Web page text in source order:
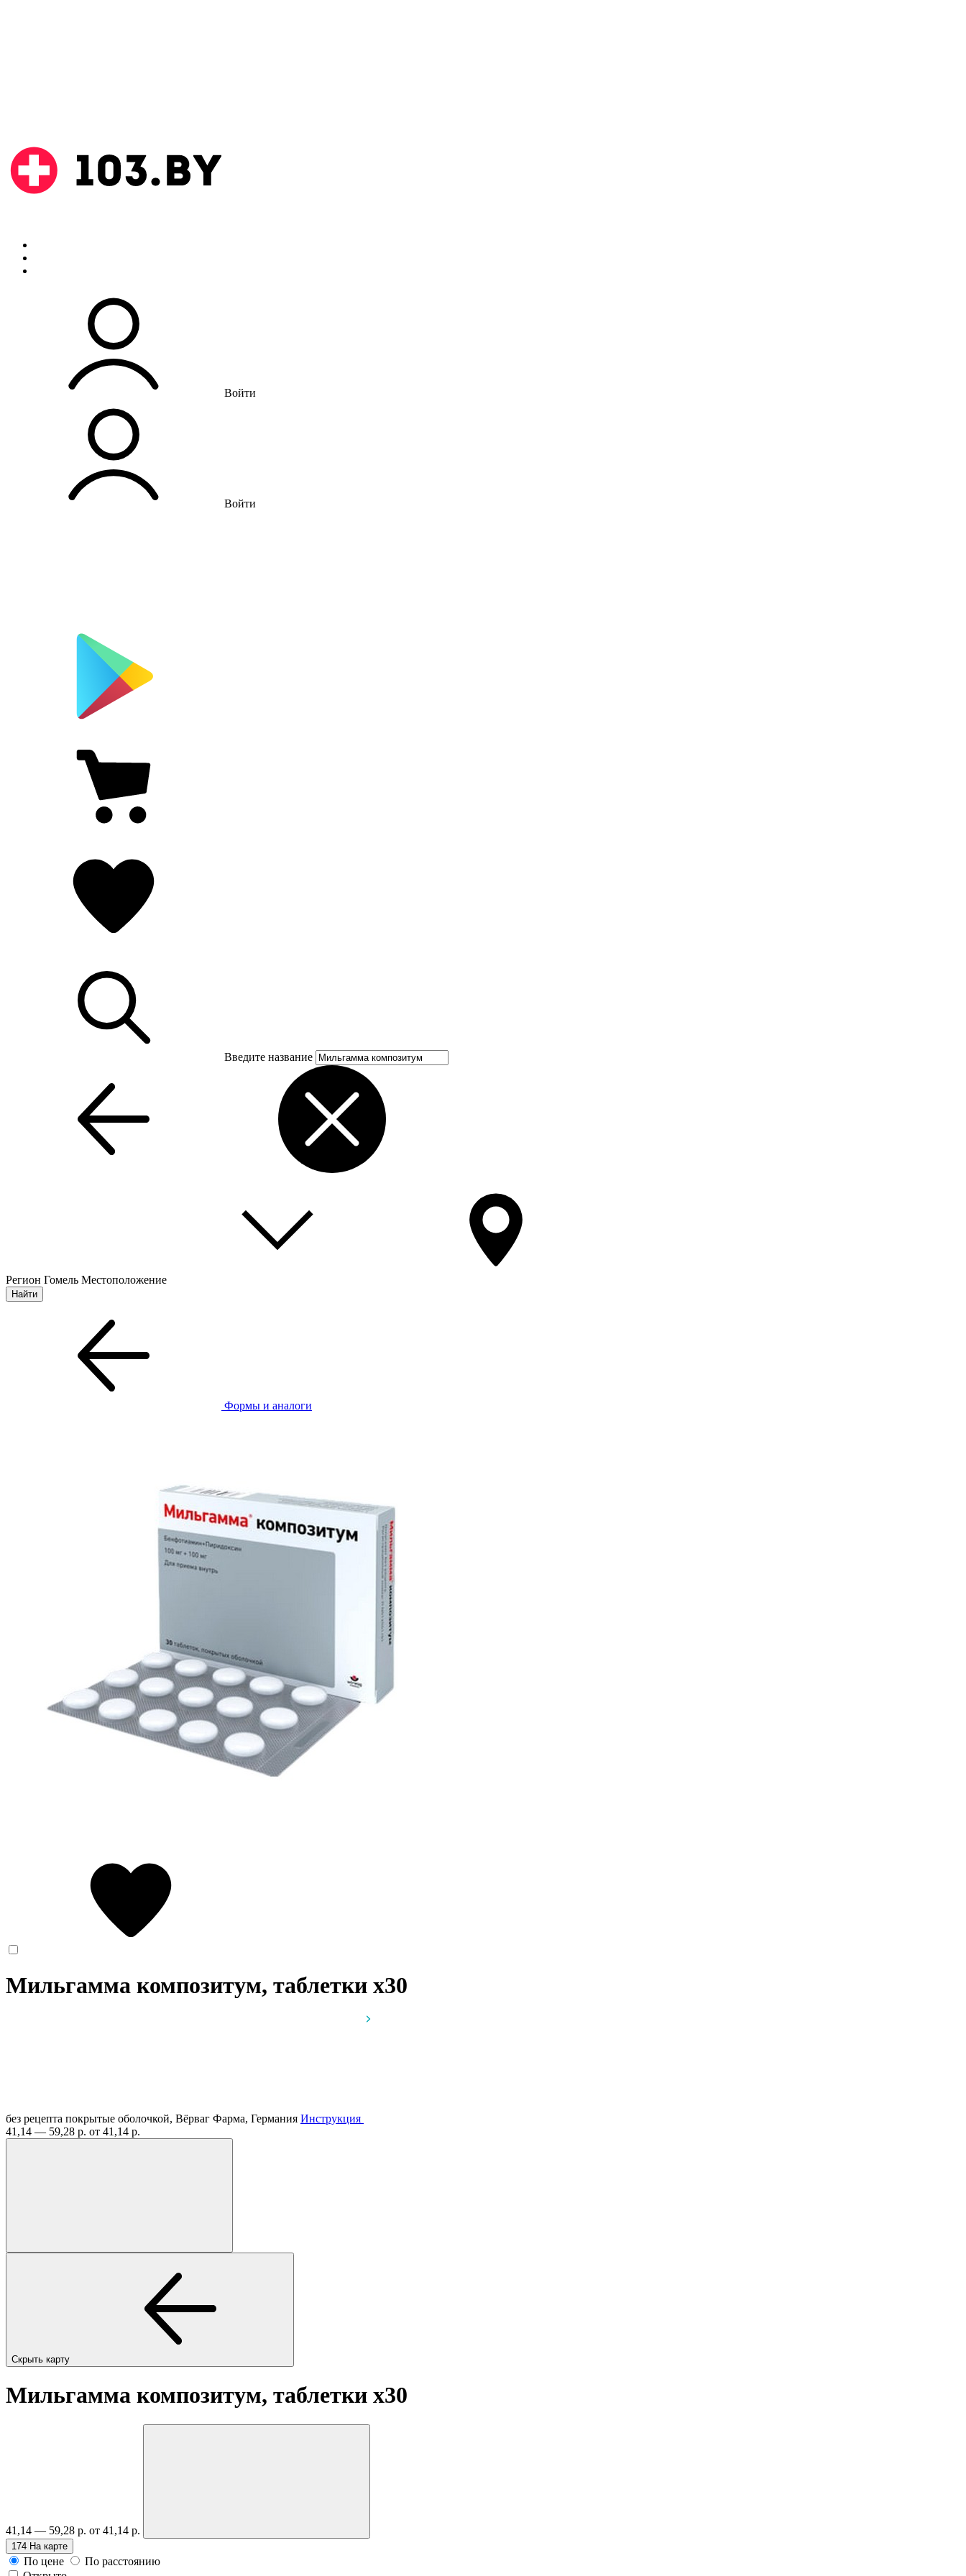
Войти
Войти
Введите название
Регион Гомель Местоположение
Формы и аналоги
Мильгамма композитум, таблетки x30
без рецепта покрытые оболочкой, Вёрваг Фарма, Германия Инструкция
41,14 — 59,28 р. от 41,14 р.
Скрыть карту
Мильгамма композитум, таблетки x30
41,14 — 59,28 р. от 41,14 р.
174 На карте
По цене
По расстоянию